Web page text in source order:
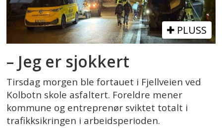
PLUSS
– Jeg er sjokkert
Tirsdag morgen ble fortauet i Fjellveien ved
Kolbotn skole asfaltert. Foreldre mener
kommune og entreprenør sviktet totalt i
trafikksikringen i arbeidsperioden.